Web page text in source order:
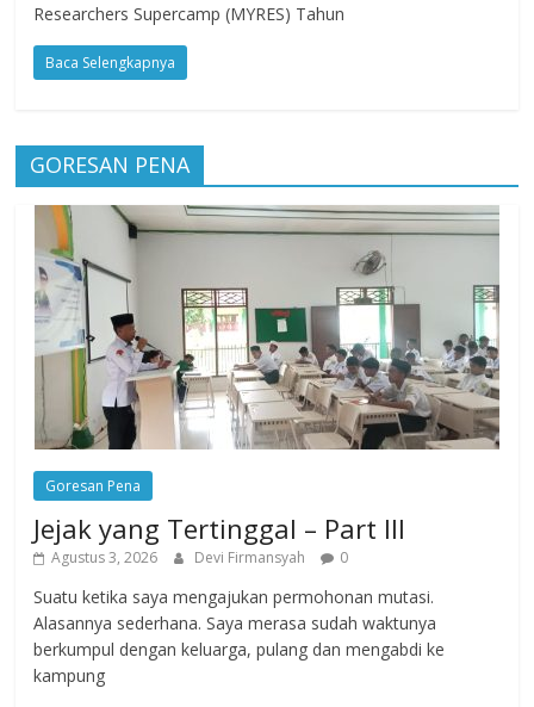
Researchers Supercamp (MYRES) Tahun
Baca Selengkapnya
GORESAN PENA
Goresan Pena
Jejak yang Tertinggal – Part III
Agustus 3, 2026 Devi Firmansyah 0
Suatu ketika saya mengajukan permohonan mutasi.
Alasannya sederhana. Saya merasa sudah waktunya
berkumpul dengan keluarga, pulang dan mengabdi ke
kampung